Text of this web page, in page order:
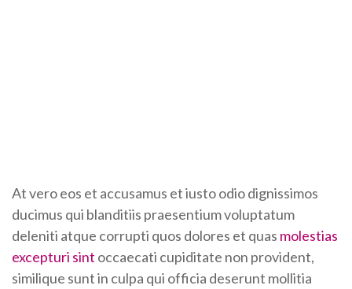
At vero eos et accusamus et iusto odio dignissimos
ducimus qui blanditiis praesentium voluptatum
deleniti atque corrupti quos dolores et quas molestias
excepturi sint occaecati cupiditate non provident,
similique sunt in culpa qui officia deserunt mollitia